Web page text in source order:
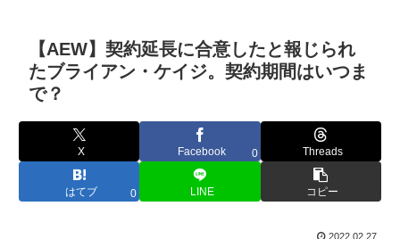
【AEW】契約延長に合意したと報じられ
たブライアン・ケイジ。契約期間はいつま
で？
X Facebook 0 Threads
はてブ 0 LINE コピー
2022.02.27